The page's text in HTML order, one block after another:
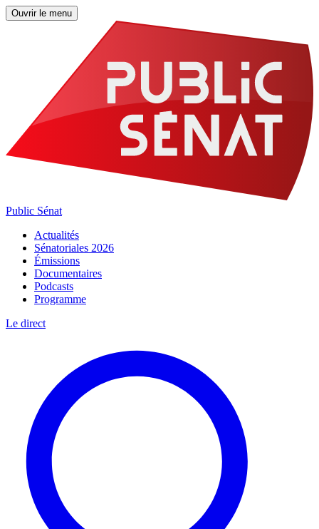
Ouvrir le menu
Public Sénat
Actualités
Sénatoriales 2026
Émissions
Documentaires
Podcasts
Programme
Le direct